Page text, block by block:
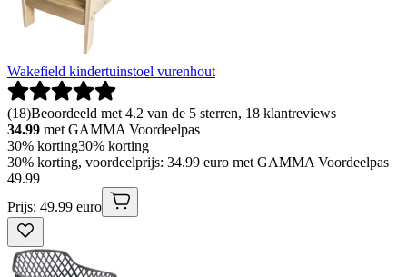
Wakefield kindertuinstoel vurenhout
(18)Beoordeeld met 4.2 van de 5 sterren, 18 klantreviews
34.99 met GAMMA Voordeelpas
30% korting30% korting
30% korting, voordeelprijs: 34.99 euro met GAMMA Voordeelpas
49.99
Prijs: 49.99 euro